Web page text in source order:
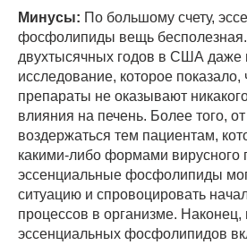
Минусы: По большому счету,
фосфолипиды вещь
двухтысячных годов в США даже
исследование, которое
препараты не оказывают
влияния на печень. Более того,
воздержаться тем пациентам,
какими-либо формами вирусного
эссенциальные фосфолипиды
ситуацию и спровоцировать
процессов в организме. Наконец,
эссенциальных фосфолипидов